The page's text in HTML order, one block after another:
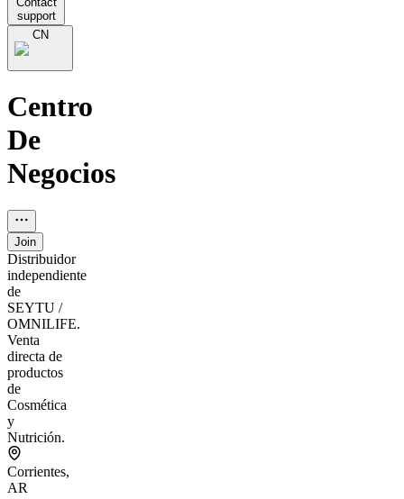
support
CN
Centro
De
Negocios
Join
Distribuidor
independiente
de
SEYTU /
OMNILIFE.
Venta
directa de
productos
de
Cosmética
y
Nutrición.
Corrientes,
AR